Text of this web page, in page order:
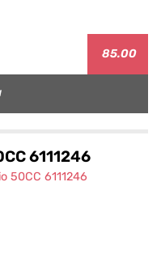
85.00
6111246